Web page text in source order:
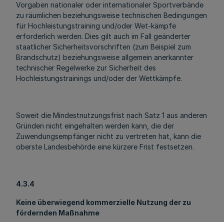
Vorgaben nationaler oder internationaler Sportverbände
zu räumlichen beziehungsweise technischen Bedingungen
für Hochleistungstraining und/oder Wet-kämpfe
erforderlich werden. Dies gilt auch im Fall geänderter
staatlicher Sicherheitsvorschriften (zum Beispiel zum
Brandschutz) beziehungsweise allgemein anerkannter
technischer Regelwerke zur Sicherheit des
Hochleistungstrainings und/oder der Wettkämpfe.
Soweit die Mindestnutzungsfrist nach Satz 1 aus anderen
Gründen nicht eingehalten werden kann, die der
Zuwendungsempfänger nicht zu vertreten hat, kann die
oberste Landesbehörde eine kürzere Frist festsetzen.
4.3.4
Keine überwiegend kommerzielle Nutzung der zu
fördernden Maßnahme